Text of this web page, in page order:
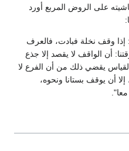
على الروض المربع أورد
وقف نخلة فبادت، فالعرف
أن الواقف لا يقصد إلا جذع
القياس يقضي ذلك من أن الفرع لا
أن يوقف بستانا ونحوه،